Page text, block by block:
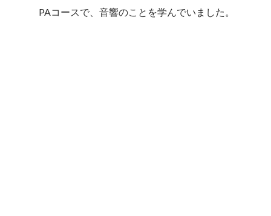
PAコースで、音響のことを学んでいました。